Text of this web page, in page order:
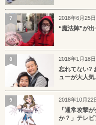
2018年6月25日
“魔法陣”が
7
2018年1月18日
忘れてない?
ューが大人
8
2018年10月22
「通常攻撃
か？」テレビ
9